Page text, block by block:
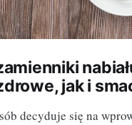
jak i
decyduje się na